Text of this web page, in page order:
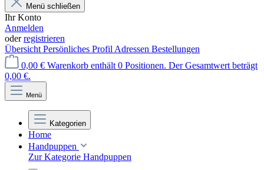
Menü schließen
Ihr Konto
Anmelden
oderregistrieren
Übersicht Persönliches Profil Adressen Bestellungen
0,00 € Warenkorb enthält 0 Positionen. Der Gesamtwert beträgt
0,00 €.
Menü
Kategorien
Home
Handpuppen
Zur Kategorie Handpuppen